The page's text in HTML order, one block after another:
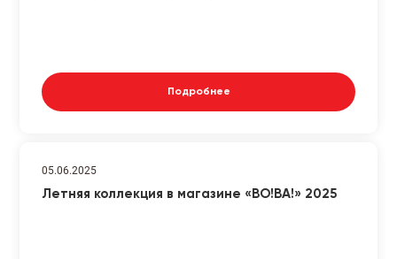
Подробнее
05.06.2025
Летняя коллекция в магазине «ВО!ВА!» 2025